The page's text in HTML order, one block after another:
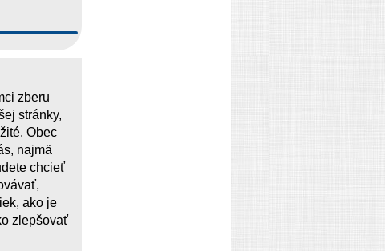
zberu
stránky,
Obec
najmä
chcieť
ako je
zlepšovať